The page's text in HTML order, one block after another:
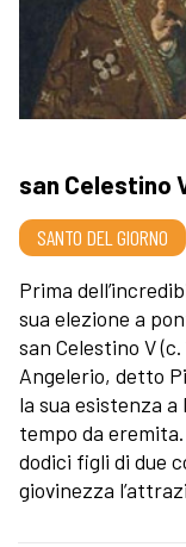
san Celestino
SANTO DEL GIORNO
Prima
sua elezione a
san Celestino V
Angelerio, detto
la sua esistenza
tempo da
dodici figli di due
giovinezza